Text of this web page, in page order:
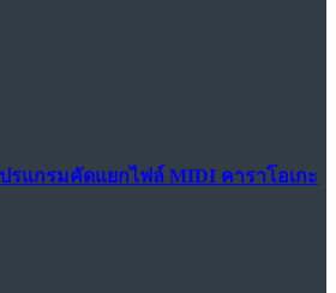
ปรแกรมคัดแยกไฟล์ MIDI คาราโอเกะ